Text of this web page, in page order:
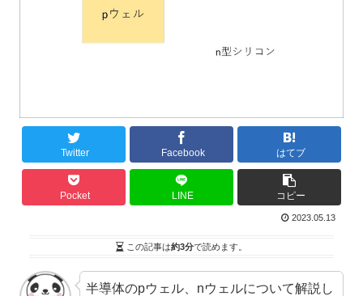
Twitter Facebook はてブ
Pocket LINE コピー
2023.05.13
この記事は約3分で読めます。
半導体のpウェル、nウェルについて解説し